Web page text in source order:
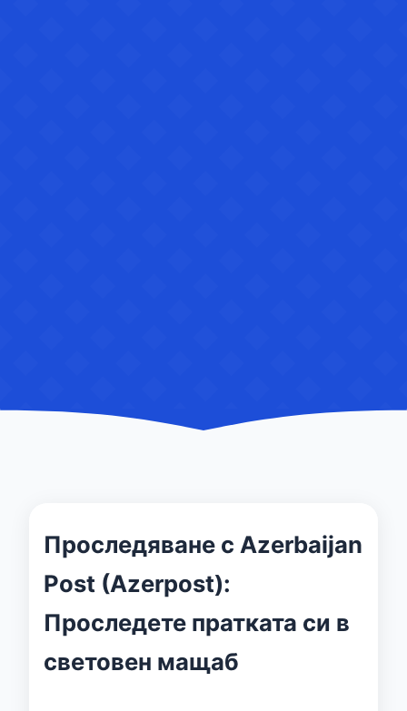
Проследяване с Azerbaijan
Post (Azerpost):
Проследете пратката си в
световен мащаб